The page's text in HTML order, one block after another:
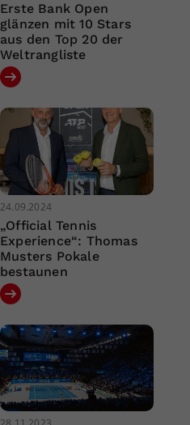
Erste Bank Open
glänzen mit 10 Stars
aus den Top 20 der
Weltrangliste
24.09.2024
„Official Tennis
Experience“: Thomas
Musters Pokale
bestaunen